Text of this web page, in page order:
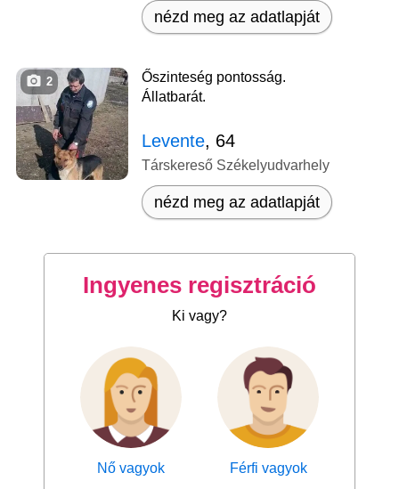
nézd meg az adatlapját
2
Őszinteség pontosság.
Állatbarát.
Levente, 64
Társkereső Székelyudvarhely
nézd meg az adatlapját
Ingyenes regisztráció
Ki vagy?
Nő vagyok Férfi vagyok